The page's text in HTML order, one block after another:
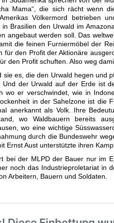
Mama“, die sich rächt wenn
Völkermord betrieben
in Brasilien den Urwald im
angebaut werden soll. Das
die feinen Furniermöbel der
für den Profit der Aktionäre
den Profit schuften. Also weg
sie es, die den Urwald hegen und
Und der Urwald auf der Erde ist
wo er verschwindet, wie in
in der Sahelzone ist die
anerkannt als Volk. Ihre
wo Waldbauern bereits
wo eine wichtige
durch die Bundeswehr
Ernst Aust unterstützte ihren
bei der MLPD der Bauer nur im
noch das Industrieproletariat in
Arbeitern, Bauern und Soldaten.